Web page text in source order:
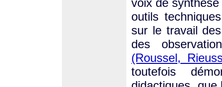
voix de
outils
sur le travail
des
(Roussel,
toutefois